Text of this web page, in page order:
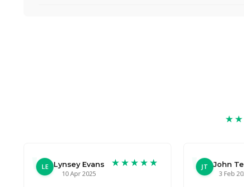
LE
Lynsey Evans
10 Apr 2025
★★★★★ JT
John
3 Feb